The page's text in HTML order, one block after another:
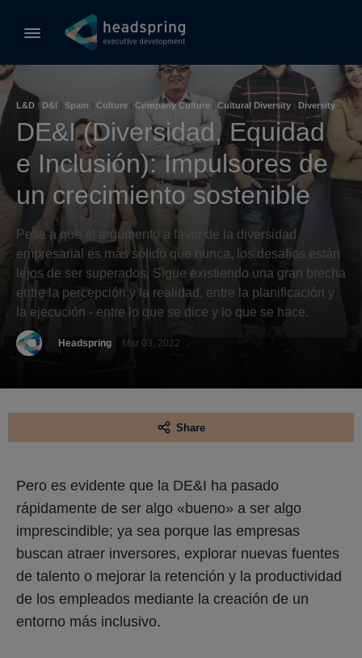
L&D | D&I | Spain | Culture | Company Culture |Cultural Diversity | Diversity &
Inclusion
Hub (Spain)
DE&I (Diversidad, Equidad
e Inclusión): Impulsores de
un crecimiento sostenible
Pese a que el argumento a favor de la diversidad
empresarial es más sólido que nunca, los desafíos están
lejos de ser superados. Sigue existiendo una gran brecha
entre la percepción y la realidad, entre la planificación y
la ejecución - entre lo que se dice y lo que se hace.
Headspring Mar 03, 2022
Share
Pero es evidente que la DE&I ha pasado
rápidamente de ser algo «bueno» a ser algo
imprescindible; ya sea porque las empresas
buscan atraer inversores, explorar nuevas fuentes
de talento o mejorar la retención y la productividad
de los empleados mediante la creación de un
entorno más inclusivo.